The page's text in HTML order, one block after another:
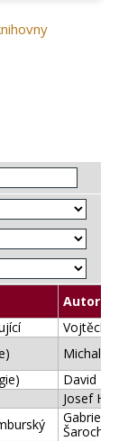
Autor
Vojtěch
Michal
David
Josef Hes
Gabriela V.
Šarochová